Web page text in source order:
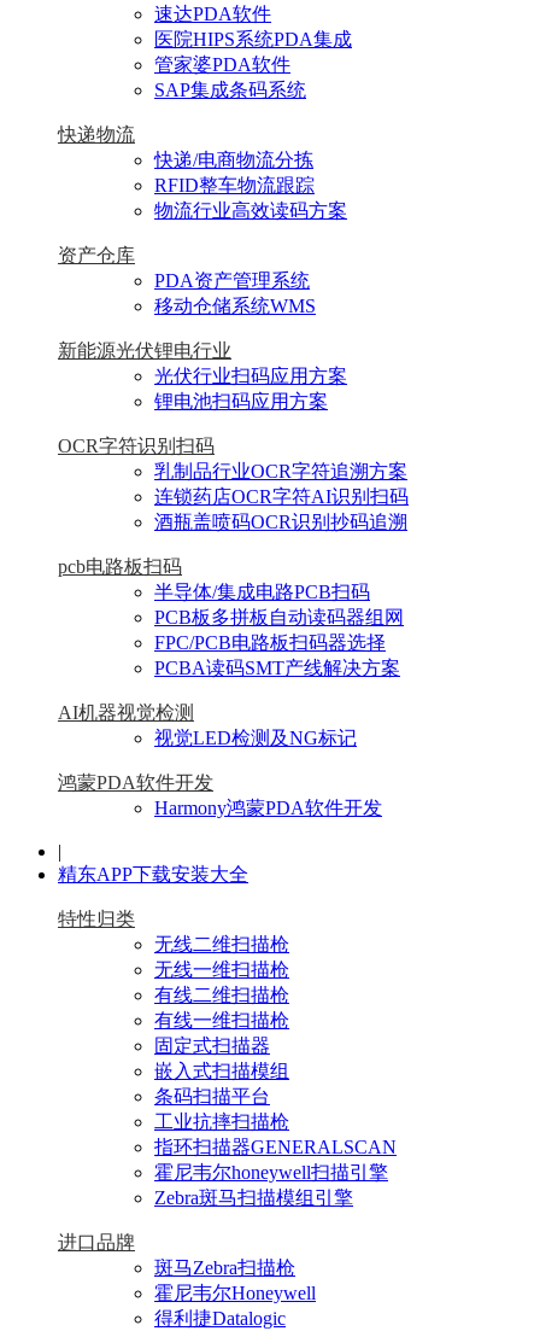
速达PDA软件
医院HIPS系统PDA集成
管家婆PDA软件
SAP集成条码系统
快递物流
快递/电商物流分拣
RFID整车物流跟踪
物流行业高效读码方案
资产仓库
PDA资产管理系统
移动仓储系统WMS
新能源光伏锂电行业
光伏行业扫码应用方案
锂电池扫码应用方案
OCR字符识别扫码
乳制品行业OCR字符追溯方案
连锁药店OCR字符AI识别扫码
酒瓶盖喷码OCR识别抄码追溯
pcb电路板扫码
半导体/集成电路PCB扫码
PCB板多拼板自动读码器组网
FPC/PCB电路板扫码器选择
PCBA读码SMT产线解决方案
AI机器视觉检测
视觉LED检测及NG标记
鸿蒙PDA软件开发
Harmony鸿蒙PDA软件开发
|
精东APP下载安装大全
特性归类
无线二维扫描枪
无线一维扫描枪
有线二维扫描枪
有线一维扫描枪
固定式扫描器
嵌入式扫描模组
条码扫描平台
工业抗摔扫描枪
指环扫描器GENERALSCAN
霍尼韦尔honeywell扫描引擎
Zebra斑马扫描模组引擎
进口品牌
斑马Zebra扫描枪
霍尼韦尔Honeywell
得利捷Datalogic